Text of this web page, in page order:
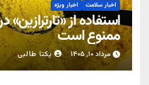
اخبار سلامت اخبار ویژه
استفاده از «تارترازین»
ممنوع است
مرداد ۱۰, ۱۴۰۵ یکتا طالبی